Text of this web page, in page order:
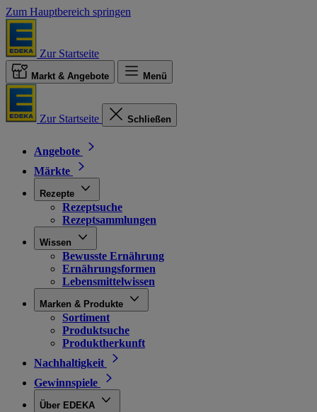
Zum Hauptbereich springen
Zur Startseite
Markt & Angebote Menü
Zur Startseite Schließen
Angebote
Märkte
Rezepte
Rezeptsuche
Rezeptsammlungen
Wissen
Bewusste Ernährung
Ernährungsformen
Lebensmittelwissen
Marken & Produkte
Sortiment
Produktsuche
Produktherkunft
Nachhaltigkeit
Gewinnspiele
Über EDEKA